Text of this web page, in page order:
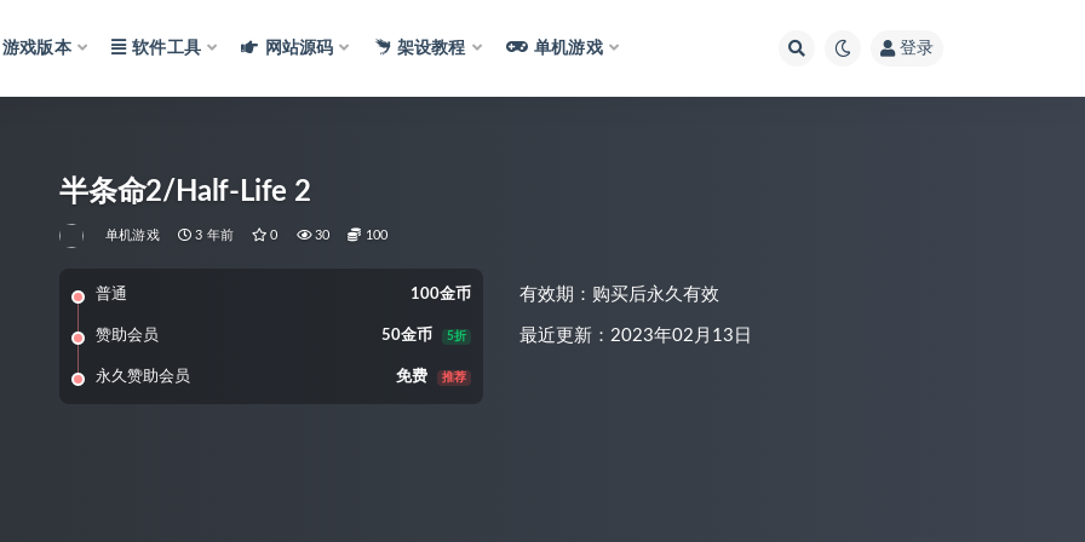
游戏版本 软件工具 网站源码 架设教程 单机游戏 登录
半条命2/Half-Life 2
单机游戏 3 年前 0 30 100
普通 100金币
赞助会员 50金币 5折
永久赞助会员 免费 推荐
有效期：购买后永久有效
最近更新：2023年02月13日